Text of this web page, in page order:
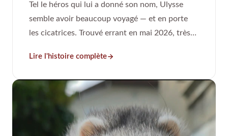
Tel le héros qui lui a donné son nom, Ulysse
semble avoir beaucoup voyagé — et en porte
les cicatrices. Trouvé errant en mai 2026, très
fracture et un problème cardiaque confirmé par
Lire l'histoire complète